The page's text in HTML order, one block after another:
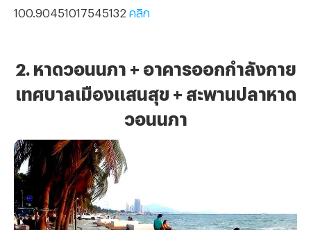
100.90451017545132 คลิก
2. หาดวอนนภา + อาคารออกกำลังกาย
เทศบาลเมืองแสนสุข + สะพานปลาหาด
วอนนภา